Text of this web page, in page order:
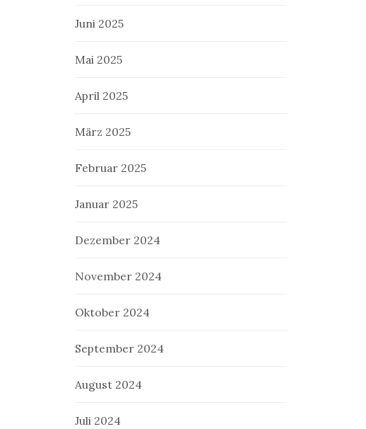
Juni 2025
Mai 2025
April 2025
März 2025
Februar 2025
Januar 2025
Dezember 2024
November 2024
Oktober 2024
September 2024
August 2024
Juli 2024